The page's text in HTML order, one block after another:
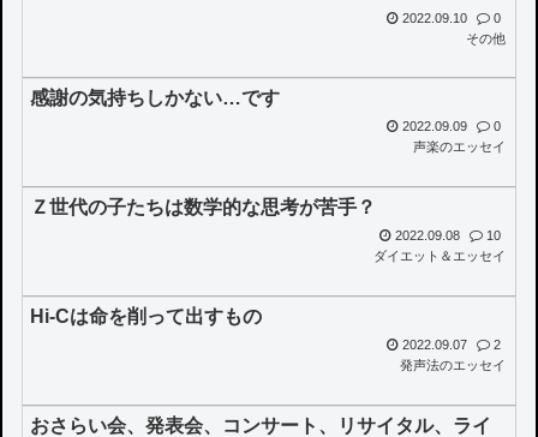
2022.09.10
0
その他
感謝の気持ちしかない…です
2022.09.09
0
声楽のエッセイ
Ｚ世代の子たちは数学的な思考が苦手？
2022.09.08
10
ダイエット＆エッセイ
Hi-Cは命を削って出すもの
2022.09.07
2
発声法のエッセイ
おさらい会、発表会、コンサート、リサイタル、ライ